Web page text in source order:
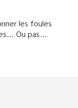
les foules
Ou pas…